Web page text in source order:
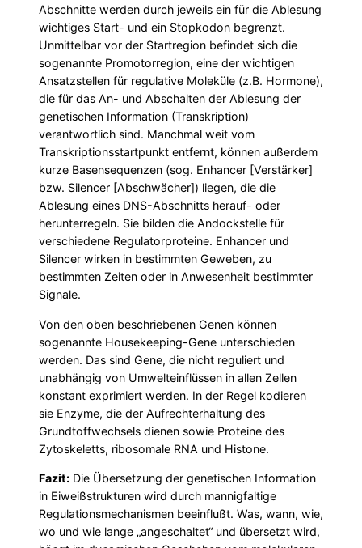
Abschnitte werden durch jeweils ein für die Ablesung
wichtiges Start- und ein Stopkodon begrenzt.
Unmittelbar vor der Startregion befindet sich die
sogenannte Promotorregion, eine der wichtigen
Ansatzstellen für regulative Moleküle (z.B. Hormone),
die für das An- und Abschalten der Ablesung der
genetischen Information (Transkription)
verantwortlich sind. Manchmal weit vom
Transkriptionsstartpunkt entfernt, können außerdem
kurze Basensequenzen (sog. Enhancer [Verstärker]
bzw. Silencer [Abschwächer]) liegen, die die
Ablesung eines DNS-Abschnitts herauf- oder
herunterregeln. Sie bilden die Andockstelle für
verschiedene Regulatorproteine. Enhancer und
Silencer wirken in bestimmten Geweben, zu
bestimmten Zeiten oder in Anwesenheit bestimmter
Signale.
Von den oben beschriebenen Genen können
sogenannte Housekeeping-Gene unterschieden
werden. Das sind Gene, die nicht reguliert und
unabhängig von Umwelteinflüssen in allen Zellen
konstant exprimiert werden. In der Regel kodieren
sie Enzyme, die der Aufrechterhaltung des
Grundtoffwechsels dienen sowie Proteine des
Zytoskeletts, ribosomale RNA und Histone.
Fazit: Die Übersetzung der genetischen Information
in Eiweißstrukturen wird durch mannigfaltige
Regulationsmechanismen beeinflußt. Was, wann, wie,
wo und wie lange „angeschaltet“ und übersetzt wird,